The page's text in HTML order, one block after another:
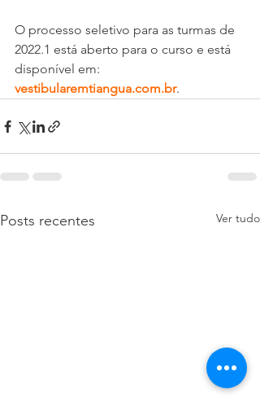
O processo seletivo para as turmas de
2022.1 está aberto para o curso e está
disponível em:
vestibularemtiangua.com.br.
Posts recentes Ver tudo